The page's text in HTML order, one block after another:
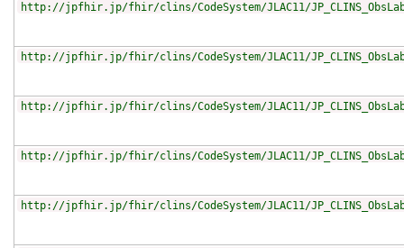
http://jpfhir.jp/fhir/clins/CodeSystem/JLAC11/
http://jpfhir.jp/fhir/clins/CodeSystem/JLAC11/
http://jpfhir.jp/fhir/clins/CodeSystem/JLAC11/
http://jpfhir.jp/fhir/clins/CodeSystem/JLAC11/
http://jpfhir.jp/fhir/clins/CodeSystem/JLAC11/